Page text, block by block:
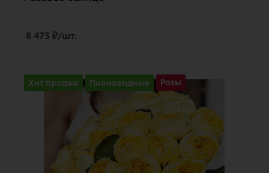
8 475 ₽/шт.
Хит продаж Пионовидные Розы
Количество
25
Описание
роза пионовидная, лента